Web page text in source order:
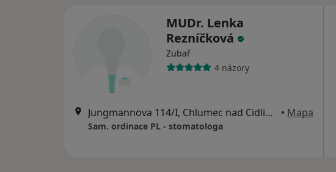
MUDr. Lenka
Rezníčková
Zubař
4 názory
Jungmannova 114/I, Chlumec nad Cidlinou • Mapa
Sam. ordinace PL - stomatologa